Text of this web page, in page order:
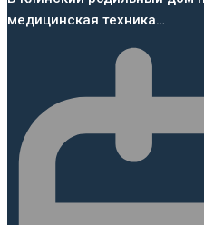
медицинская техника…